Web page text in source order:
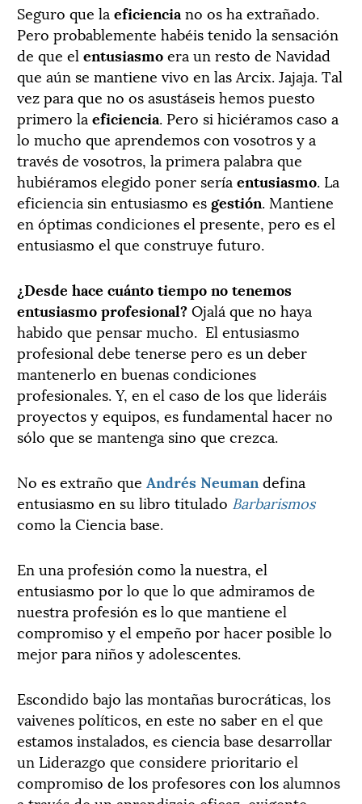
Seguro que la eficiencia no os ha extrañado.
Pero probablemente habéis tenido la sensación
de que el entusiasmoera un resto de Navidad
que aún se mantiene vivo en las Arcix. Jajaja. Tal
vez para que no os asustáseis hemos puesto
primero la eficiencia. Pero si hiciéramos caso a
lo mucho que aprendemos con vosotros y a
través de vosotros, la primera palabra que
hubiéramos elegido poner sería entusiasmo. La
eficiencia sin entusiasmo esgestión. Mantiene
en óptimas condiciones el presente, pero es el
entusiasmo el que construye futuro.
¿Desde hace cuánto tiempo no tenemos
entusiasmo profesional?Ojalá que no haya
habido que pensar mucho. El entusiasmo
profesional debe tenerse pero es un deber
mantenerlo en buenas condiciones
profesionales. Y, en el caso de los que lideráis
proyectos y equipos, es fundamental hacer no
sólo que se mantenga sino que crezca.
No es extraño que Andrés Neuman defina
entusiasmo en su libro titulado Barbarismos
como la Ciencia base.
En una profesión como la nuestra, el
entusiasmo por lo que lo que admiramos de
nuestra profesión es lo que mantiene el
compromiso y el empeño por hacer posible lo
mejor para niños y adolescentes.
Escondido bajo las montañas burocráticas, los
vaivenes políticos, en este no saber en el que
estamos instalados, es ciencia base desarrollar
un Liderazgo que considere prioritario el
compromiso de los profesores con los alumnos